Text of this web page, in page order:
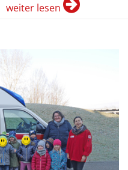
weiter lesen